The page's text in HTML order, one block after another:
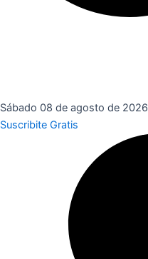
Sábado 08 de agosto de 2026
Suscribite Gratis